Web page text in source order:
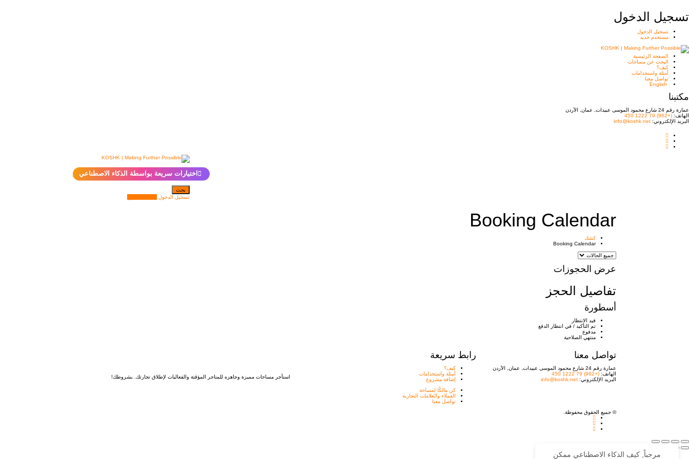
تسجيل الدخول
تسجيل الدخول
مستخدم جديد
الصفحة الرئيسية
البحث عن مساحات
كيف؟
أمثلة واستخدامات
تواصل معنا
English
مكتبنا
عمارة رقم 24 شارع محمود الموسى عبيدات, عمان, الأردن
الهاتف: (+962) 79 1222 450
البريد الإلكتروني: info@koshk.net
✨
اختيارات سريعة بواسطة الذكاء الاصطناعي
بحث
تسجيل الدخول
Booking Calendar
كشك
Booking Calendar
عرض الحجوزات
تفاصيل الحجز
أسطورة
قيد الانتظار
تم التأكيد / في انتظار الدفع
مدفوع
منتهي الصلاحية
استأجر مساحات مميزة وجاهزه للمتاجر المؤقتة والفعاليات لإطلاق تجارتك. بشروطك!
رابط سريعة
كيف؟
أمثلة واستخدامات
إضافة مشروع
كن مالكًا لمساحة
العملاء والعلامات التجارية
تواصل معنا
تواصل معنا
عمارة رقم 24 شارع محمود الموسى عبيدات, عمان, الأردن
الهاتف:(+962) 79 1222 450
البريد الإلكتروني:info@koshk.net
© جميع الحقوق محفوظة.
مرحباً, كيف الذكاء الاصطناعي ممكن